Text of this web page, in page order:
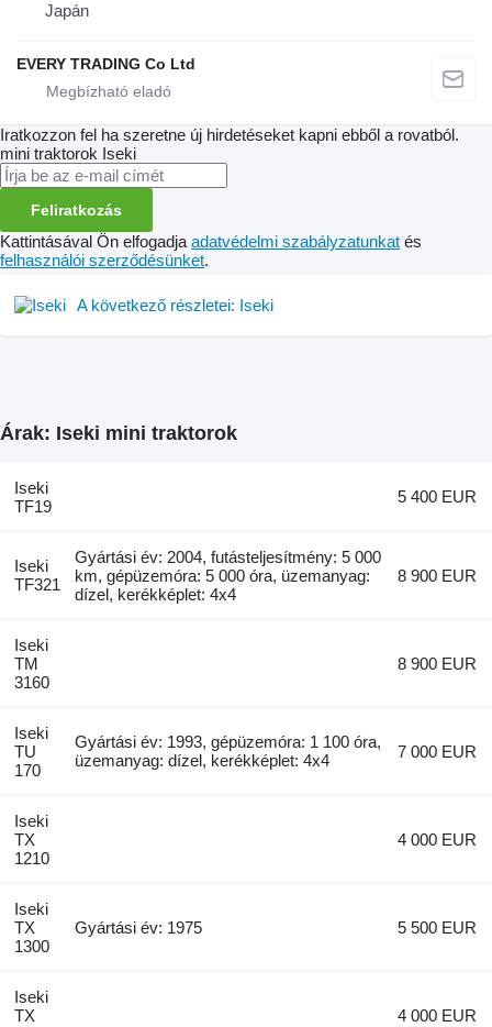
Japán
EVERY TRADING Co Ltd
Iratkozzon fel ha szeretne új hirdetéseket kapni ebből a rovatból.
mini traktorok Iseki
Feliratkozás
Kattintásával Ön elfogadjaadatvédelmi szabályzatunkat és
felhasználói szerződésünket.
A következő részletei: Iseki
Árak: Iseki mini traktorok
Iseki
TF19
5 400 EUR
Iseki
TF321
Gyártási év: 2004, futásteljesítmény: 5 000
km, gépüzemóra: 5 000 óra, üzemanyag:
dízel, kerékképlet: 4x4
8 900 EUR
Iseki
TM
3160
8 900 EUR
Iseki
TU
170
Gyártási év: 1993, gépüzemóra: 1 100 óra,
üzemanyag: dízel, kerékképlet: 4x4
7 000 EUR
Iseki
TX
1210
4 000 EUR
Iseki
TX
1300
Gyártási év: 1975 5 500 EUR
Iseki
TX
4 000 EUR